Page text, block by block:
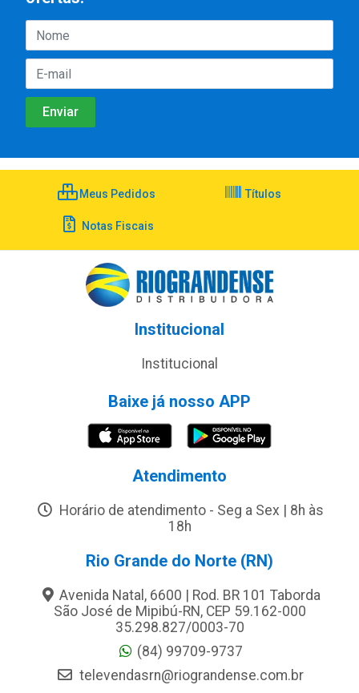
Meus Pedidos Títulos
Notas Fiscais
Institucional
Institucional
Baixe já nosso APP
Atendimento
Horário de atendimento - Seg a Sex | 8h às
18h
Rio Grande do Norte (RN)
Avenida Natal, 6600 | Rod. BR 101 Taborda
São José de Mipibú-RN, CEP 59.162-000
35.298.827/0003-70
(84) 99709-9737
televendasrn@riograndense.com.br